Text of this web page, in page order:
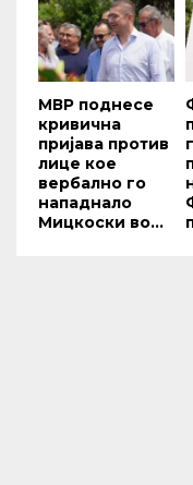
МВР поднесе
кривична
пријава против
лице кое
вербално го
нападнало
Мицкоски во...